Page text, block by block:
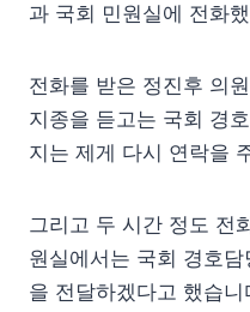
과 국회 민원실에 전화
전화를 받은 정진후 의
지종을 듣고는 국회 경
지는 제게 다시 연락을
그리고 두 시간 정도 전
원실에서는 국회 경호
을 전달하겠다고 했습